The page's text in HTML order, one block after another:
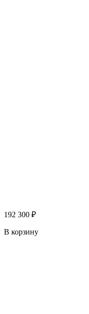
192 300 ₽
В корзину